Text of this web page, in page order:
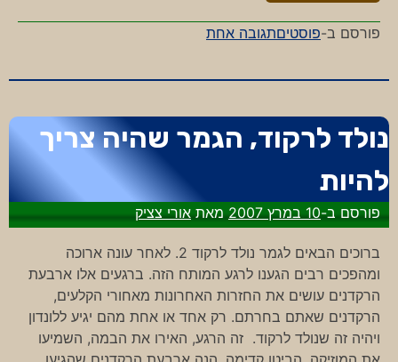
פורסם ב-פוסטיםתגובה אחתעל
מכיר
האיש
נולד לרקוד, הגמר שהיה צריך
להיות
פורסם ב-10 במרץ 2007 מאתאורי צציק
ברוכים הבאים לגמר נולד לרקוד 2. לאחר עונה ארוכה
ומהפכים רבים הגענו לרגע המותח הזה. ברגעים אלו ארבעת
הרקדנים עושים את החזרות האחרונות מאחורי הקלעים,
הרקדנים שאתם בחרתם. רק אחד או אחת מהם יגיע ללונדון
ויהיה זה שנולד לרקוד. זה הרגע, האירו את הבמה, השמיעו